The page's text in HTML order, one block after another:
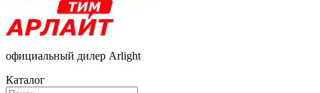
официальный дилер Arlight
Каталог